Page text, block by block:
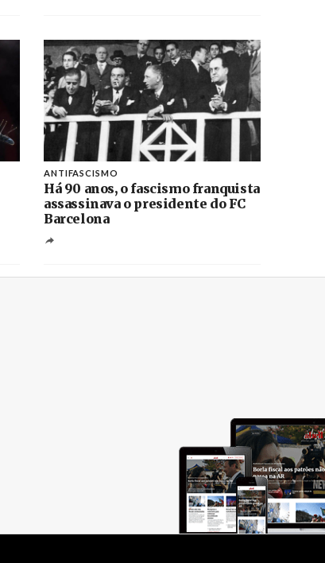
ANTIFASCISMO
Há 90 anos, o fascismo franquista
assassinava o presidente do FC
Barcelona